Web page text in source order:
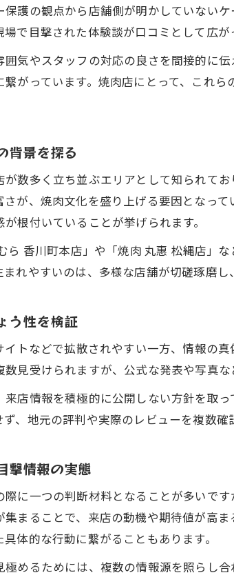
焼肉店選びはアクセス
焼肉エリアのアクセス
焼肉店舗の系列違いが
焼肉店本店と系列店
焼肉の系列ごとのこだ
焼肉選びで知っておき
焼肉チェーンと個人店
焼肉店の新たな魅力を
焼肉現地評価が店舗
焼肉現地レビューで得
護の観点から店舗側が明かしていない
で目撃された体験談が口コミとして広が
囲気やスタッフの対応の良さを間接的に
がっています。焼肉店にとって、これ
背景を探る
数多く立ち並ぶエリアとして知られて
が、焼肉文化を盛り上げる要因となっ
根付いていることが挙げられます。
ら 香川町本店」や「焼肉 丸惠 松縄店」
れやすいのは、多様な店舗が切磋琢磨
う性を検証
トなどで拡散されやすい一方、情報の
見受けられますが、公式な発表や写真
店情報を積極的に公開しない方針を取
、地元の評判や実際のレビューを複数
撃情報の実態
に一つの判断材料となることが多いで
まることで、来店の動機や期待値が高
体的な行動に繋がることもあります。
めるためには、複数の情報源を照らし